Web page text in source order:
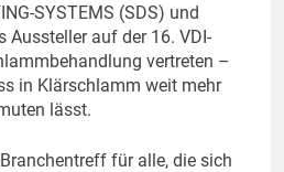
SYSTEMS (SDS) und
Aussteller auf der 16. VDI-
vertreten –
in Klärschlamm weit mehr
lässt.
für alle, die sich